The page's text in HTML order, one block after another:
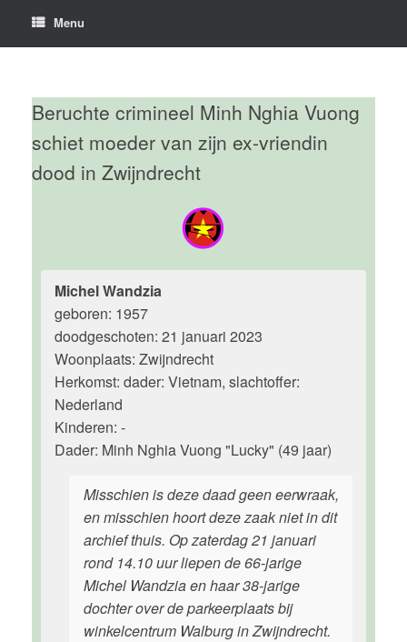
Menu
Beruchte crimineel Minh Nghia Vuong
schiet moeder van zijn ex-vriendin
dood in Zwijndrecht
Michel Wandzia
geboren: 1957
doodgeschoten: 21 januari 2023
Woonplaats: Zwijndrecht
Herkomst: dader: Vietnam, slachtoffer:
Nederland
Kinderen: -
Dader: Minh Nghia Vuong "Lucky" (49 jaar)
Misschien is deze daad geen eerwraak,
en misschien hoort deze zaak niet in dit
archief thuis. Op zaterdag 21 januari
rond 14.10 uur liepen de 66-jarige
Michel Wandzia en haar 38-jarige
dochter over de parkeerplaats bij
winkelcentrum Walburg in Zwijndrecht.